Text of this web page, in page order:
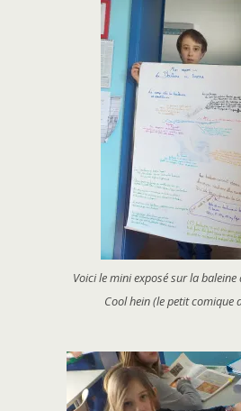
Voici le mini exposé sur la baleine
Cool hein (le petit comique